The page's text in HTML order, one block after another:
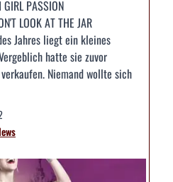
PASSION
LOOK AT THE JAR
Jahres liegt ein kleines
hatte sie zuvor
Niemand wollte sich